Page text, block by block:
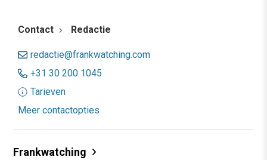
Contact Redactie
redactie@frankwatching.com
+31 30 200 1045
Tarieven
Meer contactopties
Frankwatching